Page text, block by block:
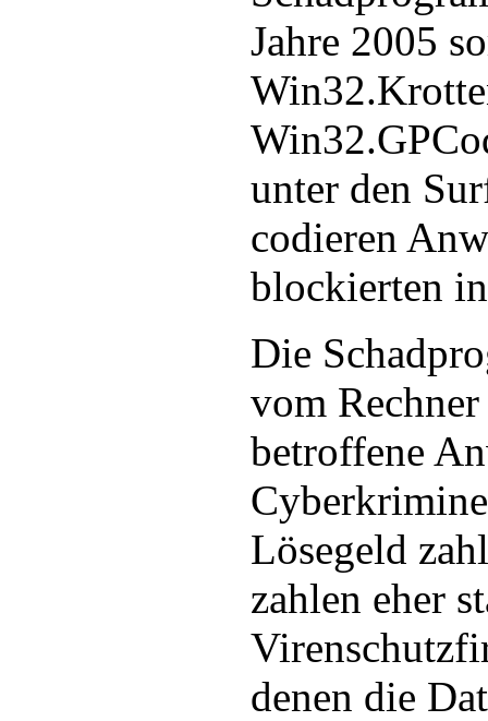
Jahre 2005
unter den
codieren
blockierten
Die
vom
betroffene
Lösegeld
zahlen eher
denen die